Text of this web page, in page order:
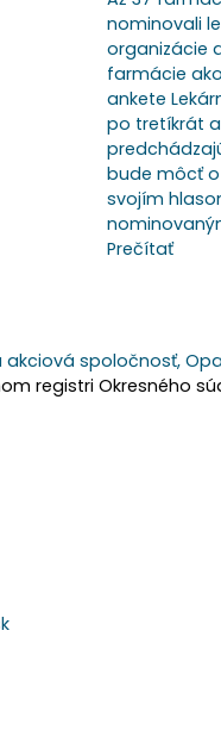
nominovali
organizácie
farmácie
ankete
po tretíkrát
bude môcť
svojím
Prečítať
akciová spoločnosť,
registri Okresného